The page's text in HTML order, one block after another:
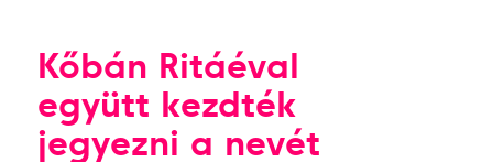
Kőbán Ritáéval
együtt kezdték
jegyezni a nevét